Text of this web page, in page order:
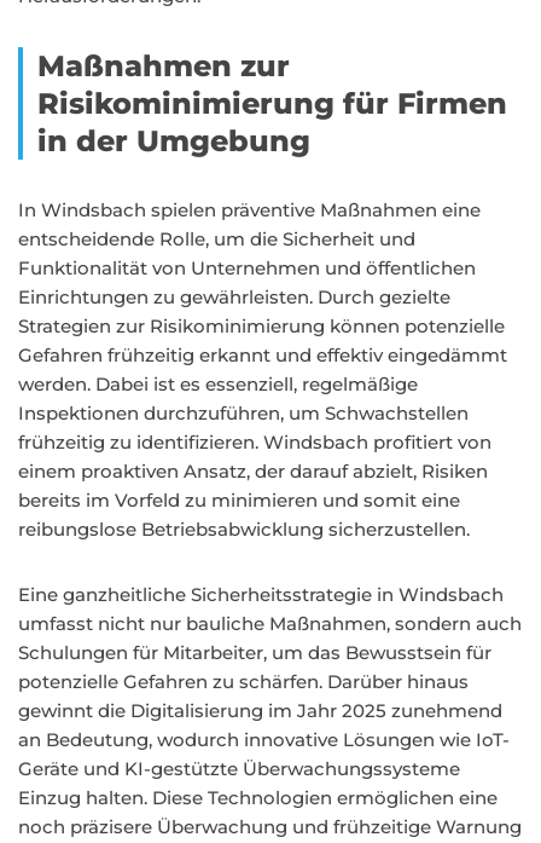
Maßnahmen zur
Risikominimierung für Firmen
in der Umgebung
In Windsbach spielen präventive Maßnahmen eine
entscheidende Rolle, um die Sicherheit und
Funktionalität von Unternehmen und öffentlichen
Einrichtungen zu gewährleisten. Durch gezielte
Strategien zur Risikominimierung können potenzielle
Gefahren frühzeitig erkannt und effektiv eingedämmt
werden. Dabei ist es essenziell, regelmäßige
Inspektionen durchzuführen, um Schwachstellen
frühzeitig zu identifizieren. Windsbach profitiert von
einem proaktiven Ansatz, der darauf abzielt, Risiken
bereits im Vorfeld zu minimieren und somit eine
reibungslose Betriebsabwicklung sicherzustellen.
Eine ganzheitliche Sicherheitsstrategie in Windsbach
umfasst nicht nur bauliche Maßnahmen, sondern auch
Schulungen für Mitarbeiter, um das Bewusstsein für
potenzielle Gefahren zu schärfen. Darüber hinaus
gewinnt die Digitalisierung im Jahr 2025 zunehmend
an Bedeutung, wodurch innovative Lösungen wie IoT-
Geräte und KI-gestützte Überwachungssysteme
Einzug halten. Diese Technologien ermöglichen eine
noch präzisere Überwachung und frühzeitige Warnung